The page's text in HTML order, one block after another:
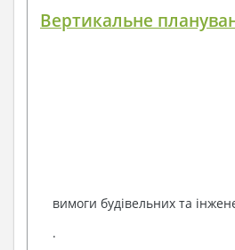
Вертикальне
вимоги будівельних та
.